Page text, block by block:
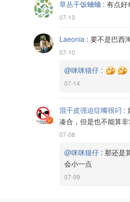
草丛干饭蛐蛐 : 有点好
07-13
Laeonia : 要不是巴西
07-10
@咪咪猫仔 :
07-14
混干皮强迫症嘴很叼 :
凑合，但是也不能算
07-08
@咪咪猫仔 : 那还是
会小一点
07-09